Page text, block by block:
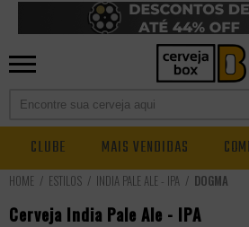
CLUBE MAIS VENDIDAS
ESTILOS INDIA PALE ALE - IPA DOGMA
Cerveja India Pale Ale - IPA